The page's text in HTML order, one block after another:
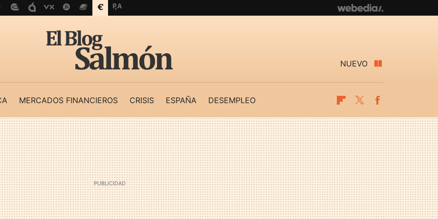
NUEVO
MERCADOS FINANCIEROS CRISIS ESPAÑA DESEMPLEO Flipboard
Twitter